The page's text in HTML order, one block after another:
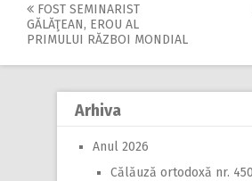
Post
navigation
FOST SEMINARIST
GĂLĂŢEAN, EROU AL
PRIMULUI RĂZBOI MONDIAL
Arhiva
Anul 2026
Călăuză ortodoxă nr. 450